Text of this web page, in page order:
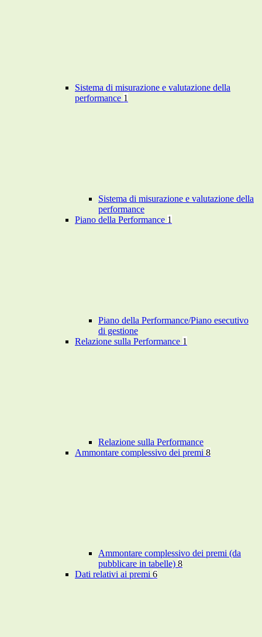
Sistema di misurazione e valutazione della
performance 1
Sistema di misurazione e valutazione della
performance
Piano della Performance 1
Piano della Performance/Piano esecutivo
di gestione
Relazione sulla Performance 1
Relazione sulla Performance
Ammontare complessivo dei premi 8
Ammontare complessivo dei premi (da
pubblicare in tabelle) 8
Dati relativi ai premi 6